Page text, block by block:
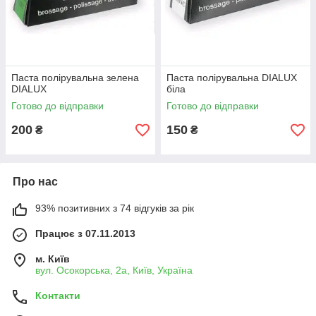
Паста полірувальна зелена
DIALUX
Готово до відправки
200 ₴
Паста полірувальна DIALUX
біла
Готово до відправки
150 ₴
Про нас
93% позитивних з 74 відгуків за рік
Працює з 07.11.2013
м. Київ
вул. Осокорська, 2а, Київ, Україна
Контакти